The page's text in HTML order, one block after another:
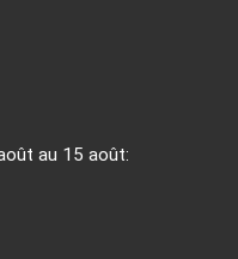
au 15 août: